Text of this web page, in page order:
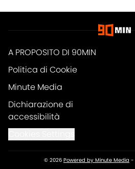
A PROPOSITO DI 90MIN
Politica di Cookie
Minute Media
Dichiarazione di
accessibilità
© 2026 Powered by Minute Media -